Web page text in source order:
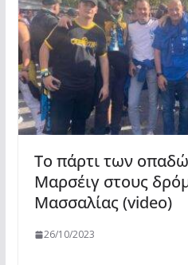
Το πάρτι των
Μαρσέιγ στους
Μασσαλίας (video)
26/10/2023